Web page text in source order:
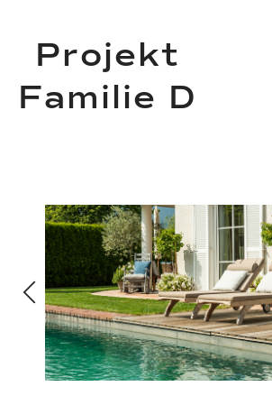
Projekt
Familie D